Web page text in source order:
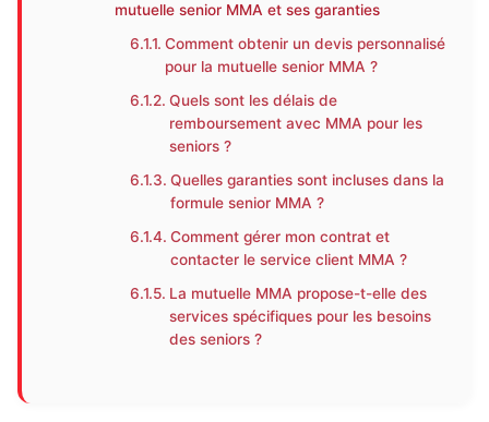
mutuelle senior MMA et ses garanties
Comment obtenir un devis personnalisé
pour la mutuelle senior MMA ?
Quels sont les délais de
remboursement avec MMA pour les
seniors ?
Quelles garanties sont incluses dans la
formule senior MMA ?
Comment gérer mon contrat et
contacter le service client MMA ?
La mutuelle MMA propose-t-elle des
services spécifiques pour les besoins
des seniors ?